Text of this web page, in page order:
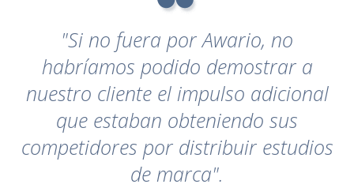
"Si no fuera por Awario, no
habríamos podido demostrar a
nuestro cliente el impulso adicional
que estaban obteniendo sus
competidores por distribuir estudios
de marca".